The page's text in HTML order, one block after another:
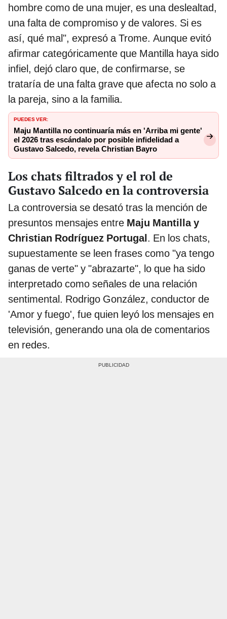
hombre como de una mujer, es una deslealtad,
una falta de compromiso y de valores. Si es
así, qué mal", expresó a Trome. Aunque evitó
afirmar categóricamente que Mantilla haya sido
infiel, dejó claro que, de confirmarse, se
trataría de una falta grave que afecta no solo a
la pareja, sino a la familia.
PUEDES VER:
Maju Mantilla no continuaría más en 'Arriba mi gente'
el 2026 tras escándalo por posible infidelidad a
Gustavo Salcedo, revela Christian Bayro
Los chats filtrados y el rol de
Gustavo Salcedo en la controversia
La controversia se desató tras la mención de
presuntos mensajes entre Maju Mantilla y
Christian Rodríguez Portugal. En los chats,
supuestamente se leen frases como "ya tengo
ganas de verte" y "abrazarte", lo que ha sido
interpretado como señales de una relación
sentimental. Rodrigo González, conductor de
'Amor y fuego', fue quien leyó los mensajes en
televisión, generando una ola de comentarios
en redes.